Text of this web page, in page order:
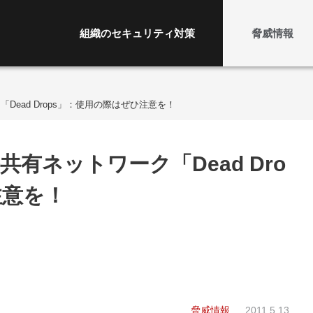
組織のセキュリティ対策 脅威情報
Dead Drops」：使用の際はぜひ注意を！
有ネットワーク「Dead Dro
を！
脅威情報 2011.5.13